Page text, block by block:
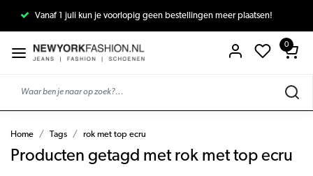
Vanaf 1 juli kun je voorlopig geen bestellingen meer plaatsen!
0
Home Tags rok met top ecru
Producten getagd met rok met top ecru